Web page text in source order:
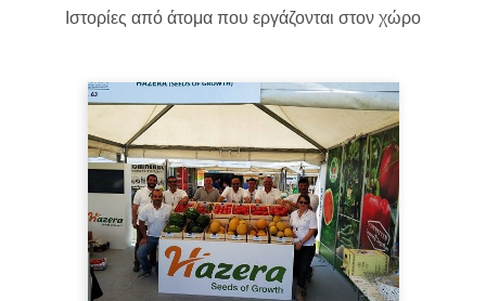
Ιστορίες από άτομα που εργάζονται στον χώρο